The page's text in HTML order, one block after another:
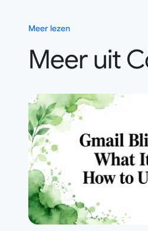
Meer lezen
Meer uit